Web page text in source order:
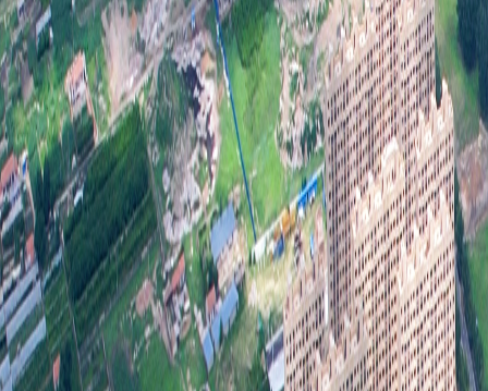
站
政
是
做
请
序
开
布